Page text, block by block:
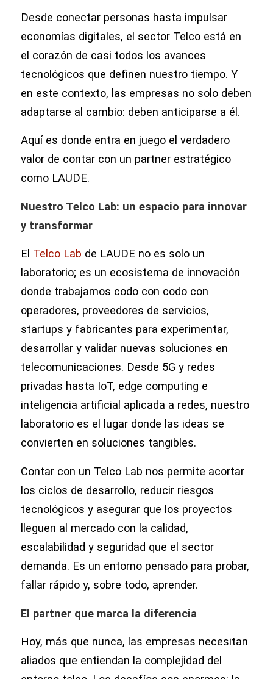
Desde conectar personas hasta impulsar
economías digitales, el sector Telco está en
el corazón de casi todos los avances
tecnológicos que definen nuestro tiempo. Y
en este contexto, las empresas no solo deben
adaptarse al cambio: deben anticiparse a él.
Aquí es donde entra en juego el verdadero
valor de contar con un partner estratégico
como LAUDE.
Nuestro Telco Lab: un espacio para innovar
y transformar
El Telco Lab de LAUDE no es solo un
laboratorio; es un ecosistema de innovación
donde trabajamos codo con codo con
operadores, proveedores de servicios,
startups y fabricantes para experimentar,
desarrollar y validar nuevas soluciones en
telecomunicaciones. Desde 5G y redes
privadas hasta IoT, edge computing e
inteligencia artificial aplicada a redes, nuestro
laboratorio es el lugar donde las ideas se
convierten en soluciones tangibles.
Contar con un Telco Lab nos permite acortar
los ciclos de desarrollo, reducir riesgos
tecnológicos y asegurar que los proyectos
lleguen al mercado con la calidad,
escalabilidad y seguridad que el sector
demanda. Es un entorno pensado para probar,
fallar rápido y, sobre todo, aprender.
El partner que marca la diferencia
Hoy, más que nunca, las empresas necesitan
aliados que entiendan la complejidad del